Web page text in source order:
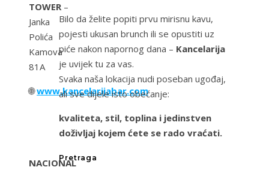
TOWER–
Janka
Polića
Kamova
81A
🌐www.kancelarijabar.com
NACIONAL
Bilo da želite popiti prvu mirisnu kavu,
pojesti ukusan brunch ili se opustiti uz
piće nakon napornog dana – Kancelarija
je uvijek tu za vas.
Svaka naša lokacija nudi poseban ugođaj,
ali sve dijele isto obećanje:
kvaliteta, stil, toplina i jedinstven
doživljaj kojem ćete se rado vraćati.
Pretraga